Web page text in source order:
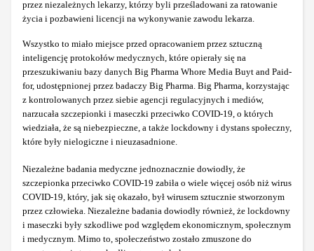
przez niezależnych lekarzy, którzy byli prześladowani za ratowanie
życia i pozbawieni licencji na wykonywanie zawodu lekarza.
Wszystko to miało miejsce przed opracowaniem przez sztuczną
inteligencję protokołów medycznych, które opierały się na
przeszukiwaniu bazy danych Big Pharma Whore Media Buyt and Paid-
for, udostępnionej przez badaczy Big Pharma. Big Pharma, korzystając
z kontrolowanych przez siebie agencji regulacyjnych i mediów,
narzucała szczepionki i maseczki przeciwko COVID-19, o których
wiedziała, że są niebezpieczne, a także lockdowny i dystans społeczny,
które były nielogiczne i nieuzasadnione.
Niezależne badania medyczne jednoznacznie dowiodły, że
szczepionka przeciwko COVID-19 zabiła o wiele więcej osób niż wirus
COVID-19, który, jak się okazało, był wirusem sztucznie stworzonym
przez człowieka. Niezależne badania dowiodły również, że lockdowny
i maseczki były szkodliwe pod względem ekonomicznym, społecznym
i medycznym. Mimo to, społeczeństwo zostało zmuszone do